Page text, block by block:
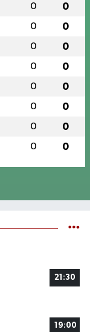
0 0
0 0
0 0
0 0
0 0
0 0
0 0
0 0
21:30
19:00